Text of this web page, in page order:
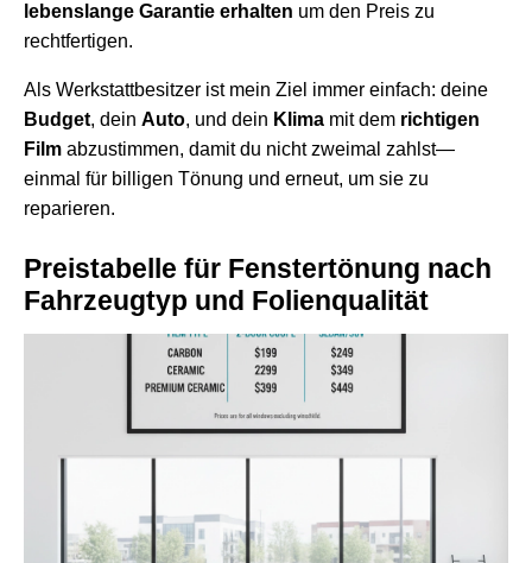
lebenslange Garantie erhalten um den Preis zu
rechtfertigen.
Als Werkstattbesitzer ist mein Ziel immer einfach: deine
Budget, dein Auto, und dein Klima mit dem richtigen
Film abzustimmen, damit du nicht zweimal zahlst—
einmal für billigen Tönung und erneut, um sie zu
reparieren.
Preistabelle für Fenstertönung nach
Fahrzeugtyp und Folienqualität